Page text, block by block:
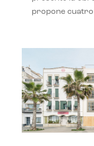
propone